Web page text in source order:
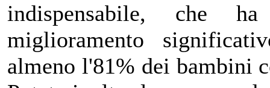
indispensabile, che
miglioramento
almeno l'81% dei bambini